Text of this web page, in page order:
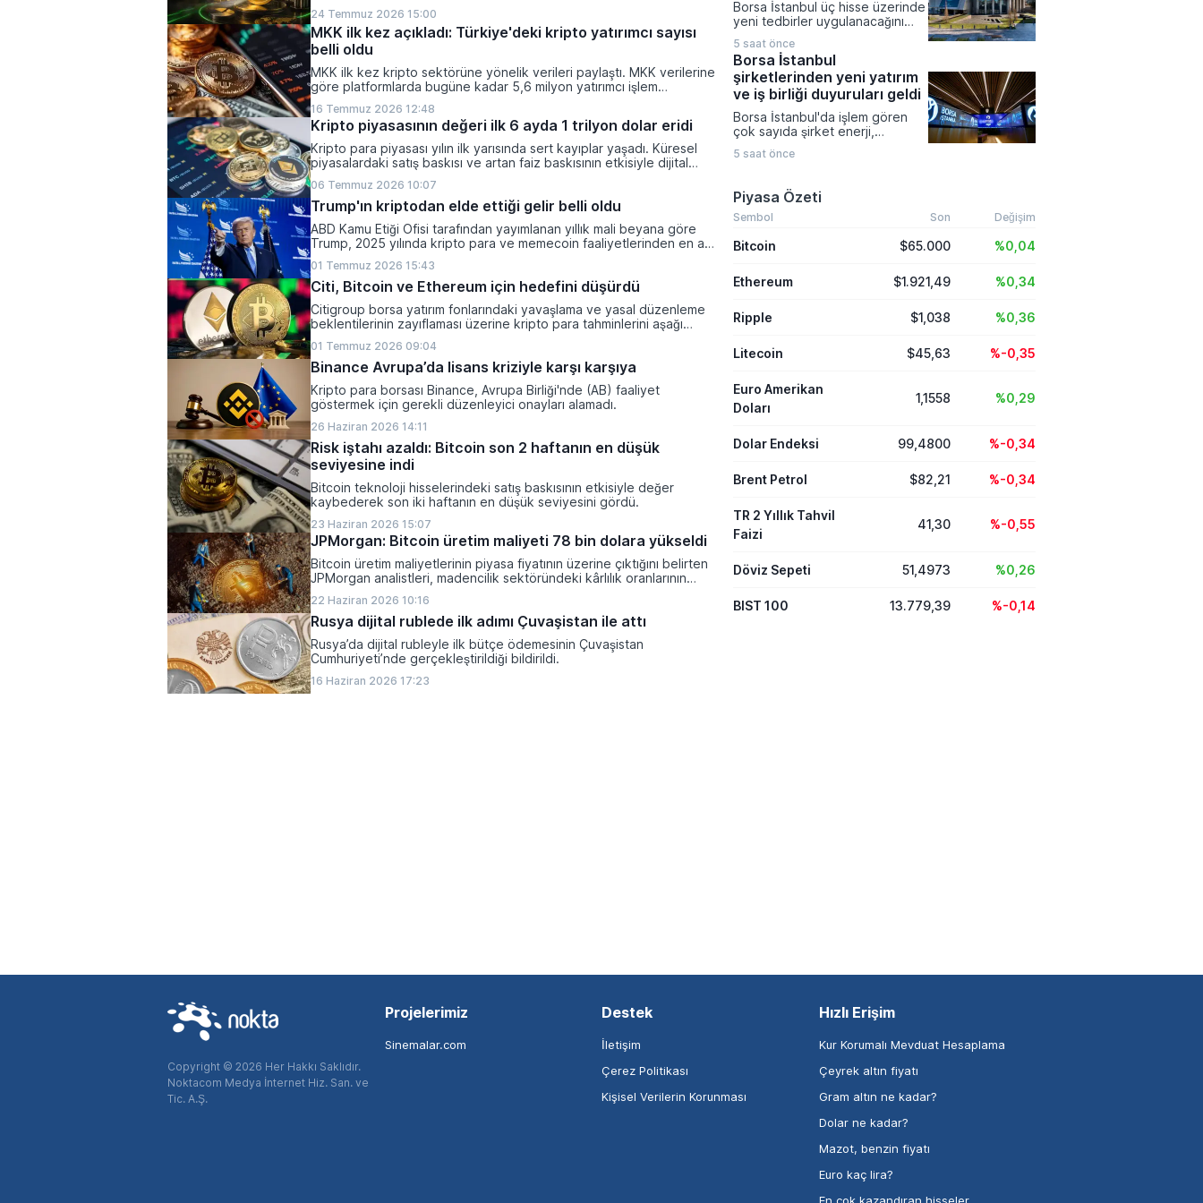
24 Temmuz 2026 15:00
MKK ilk kez açıkladı: Türkiye'deki kripto yatırımcı sayısı
belli oldu
MKK ilk kez kripto sektörüne yönelik verileri paylaştı. MKK verilerine
göre platformlarda bugüne kadar 5,6 milyon yatırımcı işlem
olarak belirlendi.
16 Temmuz 2026 12:48
Kripto piyasasının değeri ilk 6 ayda 1 trilyon dolar eridi
Kripto para piyasası yılın ilk yarısında sert kayıplar yaşadı. Küresel
piyasalardaki satış baskısı ve artan faiz baskısının etkisiyle dijital
kaydetti.
06 Temmuz 2026 10:07
Trump'ın kriptodan elde ettiği gelir belli oldu
ABD Kamu Etiği Ofisi tarafından yayımlanan yıllık mali beyana göre
Trump, 2025 yılında kripto para ve memecoin faaliyetlerinden en az
01 Temmuz 2026 15:43
Citi, Bitcoin ve Ethereum için hedefini düşürdü
Citigroup borsa yatırım fonlarındaki yavaşlama ve yasal düzenleme
beklentilerinin zayıflaması üzerine kripto para tahminlerini aşağı
01 Temmuz 2026 09:04
Binance Avrupa’da lisans kriziyle karşı karşıya
Kripto para borsası Binance, Avrupa Birliği'nde (AB) faaliyet
göstermek için gerekli düzenleyici onayları alamadı.
26 Haziran 2026 14:11
Risk iştahı azaldı: Bitcoin son 2 haftanın en düşük
seviyesine indi
Bitcoin teknoloji hisselerindeki satış baskısının etkisiyle değer
kaybederek son iki haftanın en düşük seviyesini gördü.
23 Haziran 2026 15:07
JPMorgan: Bitcoin üretim maliyeti 78 bin dolara yükseldi
Bitcoin üretim maliyetlerinin piyasa fiyatının üzerine çıktığını belirten
JPMorgan analistleri, madencilik sektöründeki kârlılık oranlarının
22 Haziran 2026 10:16
Rusya dijital rublede ilk adımı Çuvaşistan ile attı
Rusya’da dijital rubleyle ilk bütçe ödemesinin Çuvaşistan
Cumhuriyeti’nde gerçekleştirildiği bildirildi.
16 Haziran 2026 17:23
çalıştığını belirten Pezeşkiyan,
Müslüman ülkelerin topraklarını
saldırı amaçlı kullandırmaması
gerektiğini ifade etti.
Borsa İstanbul üç hisse üzerinde
yeni tedbirler uygulanacağını
Platformu üzerinden yapılan
açıklamada Işıklar Enerji, CW
Enerji ve Hedef Holding
paylarına yönelik kısıtlamalar 10
Ağustos tarihinde devreye
girecek.
5 saat önce
Borsa İstanbul
şirketlerinden yeni yatırım
ve iş birliği duyuruları geldi
Borsa İstanbul'da işlem gören
çok sayıda şirket enerji,
farklı sektörlerde
birliklerini ve operasyonel
sonuçlarını kamuoyuyla paylaştı.
Şirketlerin Kamuyu Aydınlatma
veriler arasında yüksek tutarlı
distribütörlük anlaşmaları ve
üretim kapasitesini artıran tesis
5 saat önce
Piyasa Özeti
Sembol Son Değişim
Bitcoin $65.000 %0,04
Ethereum $1.921,49 %0,34
Ripple $1,038 %0,36
Litecoin $45,63 %-0,35
Euro Amerikan
Doları
1,1558 %0,29
Dolar Endeksi 99,4800 %-0,34
Brent Petrol $82,21 %-0,34
TR 2 Yıllık Tahvil
Faizi
41,30 %-0,55
Döviz Sepeti 51,4973 %0,26
BIST 100 13.779,39 %-0,14
Copyright © 2026 Her Hakkı Saklıdır.
Noktacom Medya İnternet Hiz. San. ve
Tic. A.Ş.
Projelerimiz
Sinemalar.com
Destek
İletişim
Çerez Politikası
Kişisel Verilerin Korunması
Hızlı Erişim
Kur Korumalı Mevduat Hesaplama
Çeyrek altın fiyatı
Gram altın ne kadar?
Dolar ne kadar?
Mazot, benzin fiyatı
Euro kaç lira?